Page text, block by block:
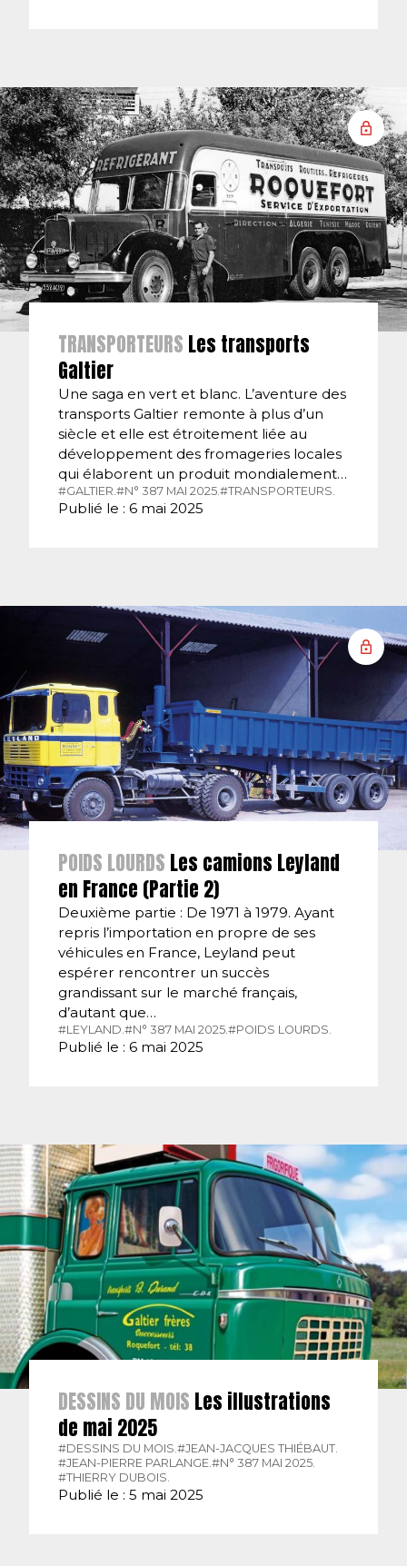
TRANSPORTEURS Les transports
Galtier
Une saga en vert et blanc. L’aventure des
transports Galtier remonte à plus d’un
siècle et elle est étroitement liée au
développement des fromageries locales
qui élaborent un produit mondialement…
#GALTIER.#N° 387 MAI 2025.#TRANSPORTEURS.
Publié le : 6 mai 2025
POIDS LOURDS Les camions Leyland
en France (Partie 2)
Deuxième partie : De 1971 à 1979. Ayant
repris l’importation en propre de ses
véhicules en France, Leyland peut
espérer rencontrer un succès
grandissant sur le marché français,
d’autant que…
#LEYLAND. #N° 387 MAI 2025. #POIDS LOURDS.
Publié le : 6 mai 2025
DESSINS DU MOIS Les illustrations
de mai 2025
#DESSINS DU MOIS. #JEAN-JACQUES THIÉBAUT.
#JEAN-PIERRE PARLANGE. #N° 387 MAI 2025.
#THIERRY DUBOIS.
Publié le : 5 mai 2025